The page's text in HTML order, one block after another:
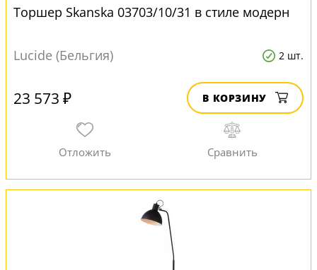
Торшер Skanska 03703/10/31 в стиле модерн
Lucide (Бельгия) 2 шт.
23 573 ₽ В КОРЗИНУ